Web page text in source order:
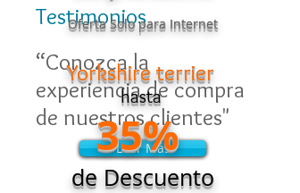
Testimonios
“Conozca la
experiencia de compra
de nuestros clientes"
Leer Más
Leer Más
Oferta Solo para Internet
Yorkshire terrier
hasta
35%
de Descuento